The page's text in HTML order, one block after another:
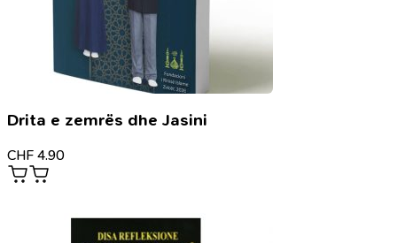
Drita e zemrës dhe Jasini
CHF 4.90